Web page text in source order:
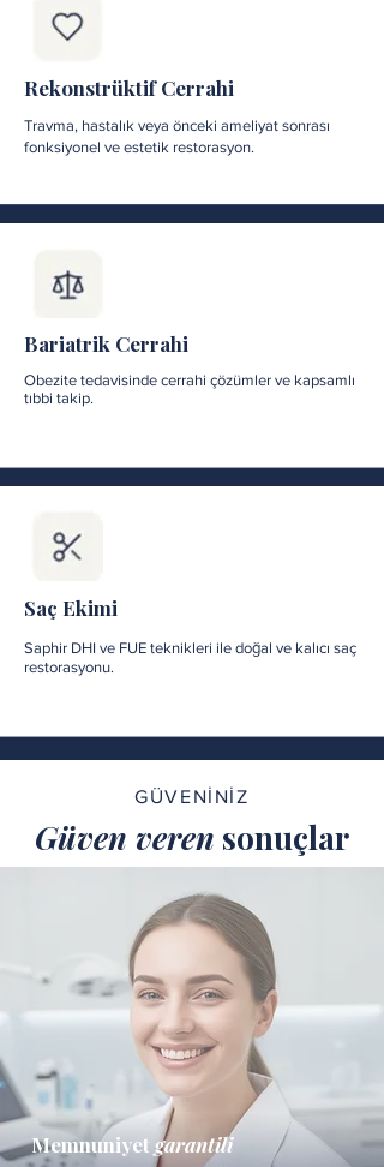
Rekonstrüktif Cerrahi
Travma, hastalık veya önceki ameliyat sonrası
fonksiyonel ve estetik restorasyon.
Bariatrik Cerrahi
Obezite tedavisinde cerrahi çözümler ve kapsamlı
tıbbi takip.
Saç Ekimi
Saphir DHI ve FUE teknikleri ile doğal ve kalıcı saç
restorasyonu.
GÜVENİNİZ
Güven veren sonuçlar
Memnuniyet garantili